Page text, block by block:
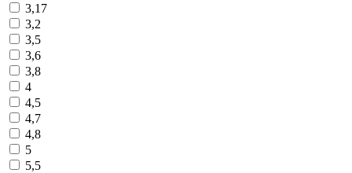
3,17
3,2
3,5
3,6
3,8
4
4,5
4,7
4,8
5
5,5